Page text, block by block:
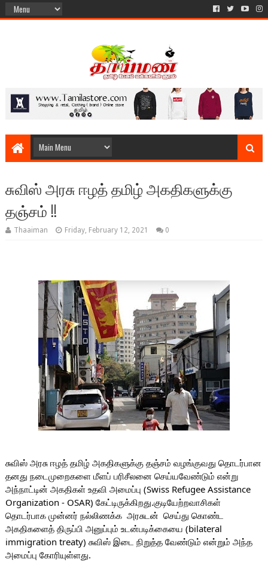
சுவிஸ் அரசு ஈழத் தமிழ் அகதிகளுக்கு
தஞ்சம் !!
Thaaiman Friday, February 12, 2021 0
சுவிஸ் அரசு ஈழத் தமிழ் அகதிகளுக்கு தஞ்சம் வழங்குவது தொடர்பான
தனது நடைமுறைகளை மீளப் பரிசீலனை செய்யவேண்டும் என்று
அந்நாட்டின் அகதிகள் உதவி அமைப்பு (Swiss Refugee Assistance
Organization - OSAR) கேட்டிருக்கிறது.குடியேற்றவாசிகள்
தொடர்பாக முன்னர் நல்லிணக்க  அரசுடன்  செய்து கொண்ட
அகதிகளைத் திருப்பி அனுப்பும் உடன்படிக்கையை (bilateral
immigration treaty) சுவிஸ் இடை நிறுத்த வேண்டும் என்றும் அந்த
அமைப்பு கோரியுள்ளது.